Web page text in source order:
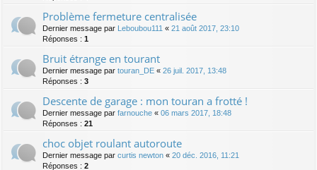
Problème fermeture centralisée
Dernier message par Leboubou111 « 21 août 2017, 23:10
Réponses : 1
Bruit étrange en tourant
Dernier message par touran_DE « 26 juil. 2017, 13:48
Réponses : 3
Descente de garage : mon touran a frotté !
Dernier message par farnouche « 06 mars 2017, 18:48
Réponses : 21
choc objet roulant autoroute
Dernier message par curtis newton « 20 déc. 2016, 11:21
Réponses : 2